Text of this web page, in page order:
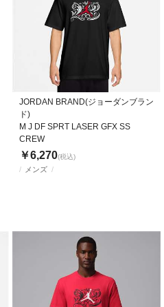
メンズ
JORDAN BRAND(ジョーダンブラン
ド)
M J DF SPRT LASER GFX SS
CREW
￥6,270(税込)